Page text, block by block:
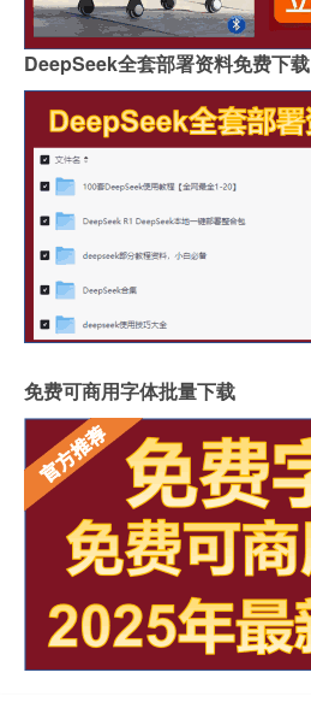
DeepSeek全套部署资料免费下载
免费可商用字体批量下载